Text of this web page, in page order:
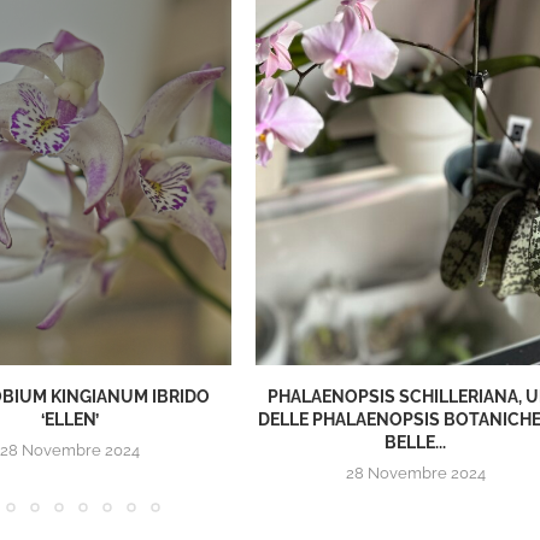
SCHILLERIANA, UNA
BOTANICHE PIÙ
BELLE...
PHALAENOPSIS PRINCESS
(INDIGO)
8 Marzo 2024